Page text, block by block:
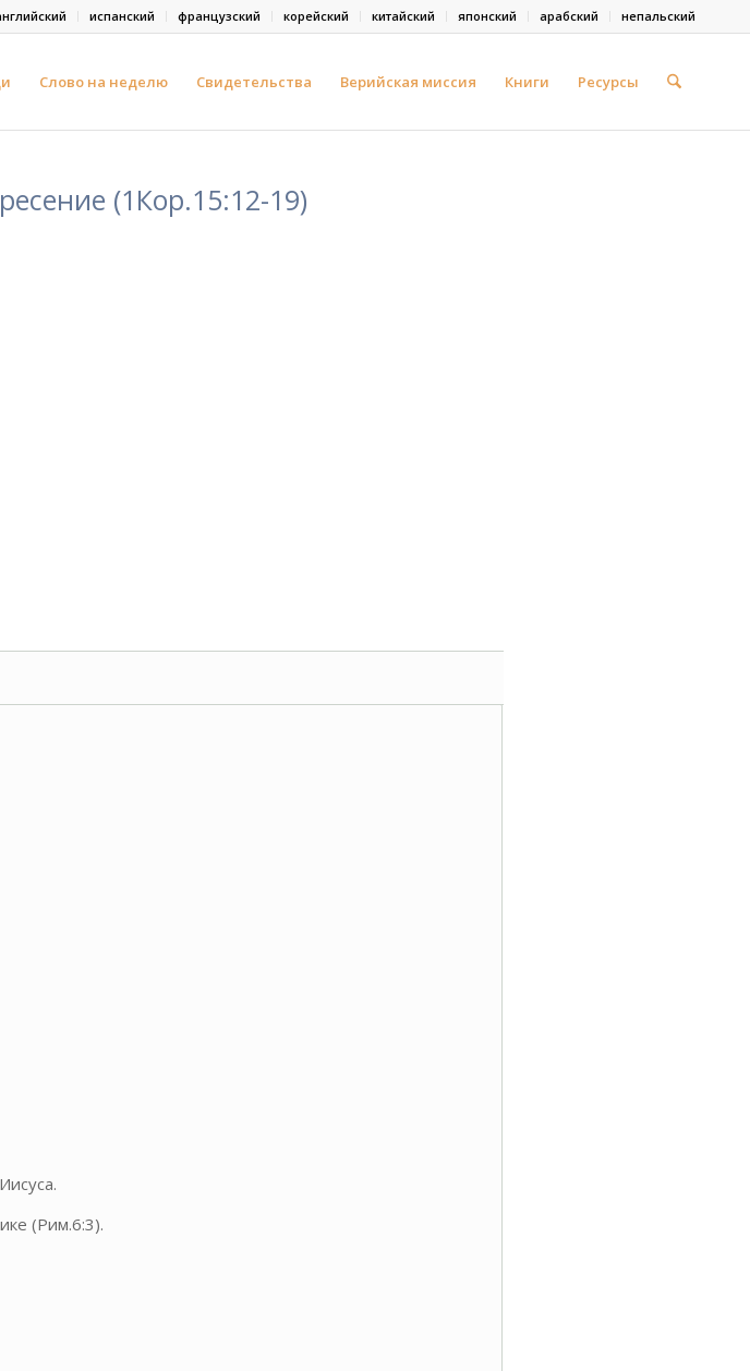
испанский французский корейский китайский японский арабский непальский
Слово на неделю Свидетельства Верийская миссия Книги Ресурсы
(1Кор.15:12-19)
(Рим.6:3).